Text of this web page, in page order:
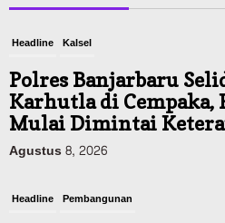
Headline Kalsel
Polres Banjarbaru
Karhutla di Cempaka,
Mulai Dimintai
Agustus 8, 2026
Headline Pembangunan